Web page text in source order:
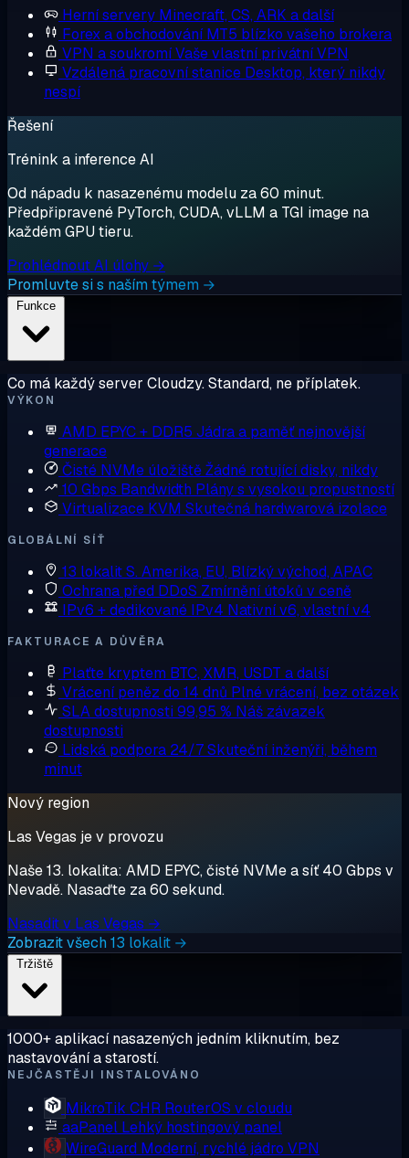
Herní servery Minecraft, CS, ARK a další
Forex a obchodování MT5 blízko vašeho brokera
VPN a soukromíVaše vlastní privátní VPN
Vzdálená pracovní stanice Desktop, který nikdy
nespí
Řešení
Trénink a inference AI
Od nápadu k nasazenému modelu za 60 minut.
Předpřipravené PyTorch, CUDA, vLLM a TGI image na
každém GPU tieru.
Prohlédnout AI úlohy →
Promluvte si s naším týmem →
Co má každý server Cloudzy. Standard, ne příplatek.
VÝKON
AMD EPYC + DDR5 Jádra a paměť nejnovější
generace
Čisté NVMe úložištěŽádné rotující disky, nikdy
10 Gbps Bandwidth Plány s vysokou propustností
Virtualizace KVM Skutečná hardwarová izolace
GLOBÁLNÍ SÍŤ
13 lokalitS. Amerika, EU, Blízký východ, APAC
Ochrana před DDoS Zmírnění útoků v ceně
IPv6 + dedikované IPv4 Nativní v6, vlastní v4
FAKTURACE A DŮVĚRA
Plaťte kryptem BTC, XMR, USDT a další
Vrácení peněz do 14 dnů Plné vrácení, bez otázek
SLA dostupnosti 99,95 % Náš závazek
dostupnosti
Lidská podpora 24/7Skuteční inženýři, během
minut
Nový region
Las Vegas je v provozu
Naše 13. lokalita: AMD EPYC, čisté NVMe a síť 40 Gbps v
Nevadě. Nasaďte za 60 sekund.
Nasadit v Las Vegas →
Zobrazit všech 13 lokalit →
1000+ aplikací nasazených jedním kliknutím, bez
nastavování a starostí.
NEJČASTĚJI INSTALOVÁNO
MikroTik CHR RouterOS v cloudu
aaPanel Lehký hostingový panel
WireGuard Moderní, rychlé jádro VPN